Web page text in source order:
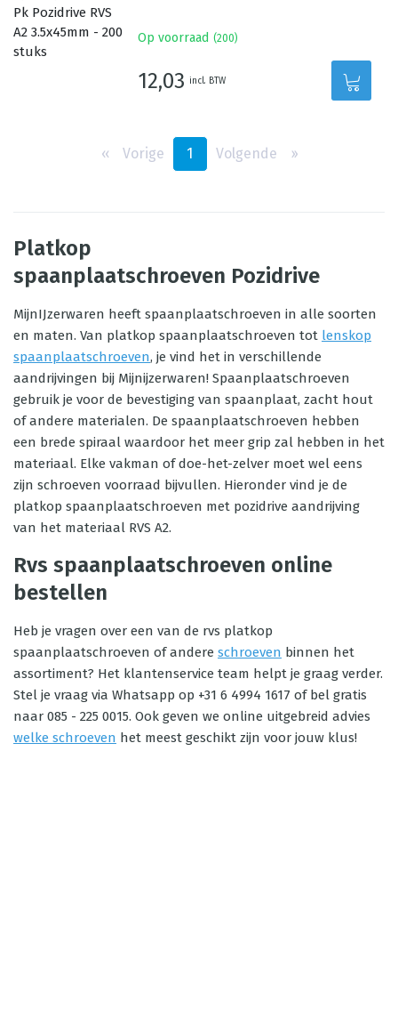
Op voorraad (200)
12,03 incl. BTW
‹‹ Vorige 1 Volgende ››
Platkop
spaanplaatschroeven Pozidrive
MijnIJzerwaren heeft spaanplaatschroeven in alle soorten
en maten. Van platkop spaanplaatschroeven tot lenskop
spaanplaatschroeven, je vind het in verschillende
aandrijvingen bij Mijnijzerwaren! Spaanplaatschroeven
gebruik je voor de bevestiging van spaanplaat, zacht hout
of andere materialen. De spaanplaatschroeven hebben
een brede spiraal waardoor het meer grip zal hebben in het
materiaal. Elke vakman of doe-het-zelver moet wel eens
zijn schroeven voorraad bijvullen. Hieronder vind je de
platkop spaanplaatschroeven met pozidrive aandrijving
van het materiaal RVS A2.
Rvs spaanplaatschroeven online
bestellen
Heb je vragen over een van de rvs platkop
spaanplaatschroeven of andere schroeven binnen het
assortiment? Het klantenservice team helpt je graag verder.
Stel je vraag via Whatsapp op +31 6 4994 1617 of bel gratis
naar 085 - 225 0015. Ook geven we online uitgebreid advies
welke schroeven het meest geschikt zijn voor jouw klus!